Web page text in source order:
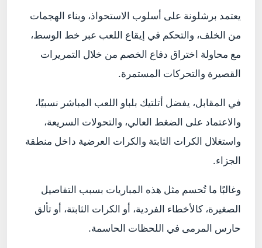
يعتمد برشلونة على أسلوب الاستحواذ، وبناء الهجمات
من الخلف، والتحكم في إيقاع اللعب عبر خط الوسط،
مع محاولة اختراق دفاع الخصم من خلال التمريرات
القصيرة والتحركات المستمرة.
في المقابل، يفضل أتلتيك بلباو اللعب المباشر نسبيًا،
والاعتماد على الضغط العالي، والتحولات السريعة،
واستغلال الكرات الثابتة والكرات العرضية داخل منطقة
الجزاء.
وغالبًا ما تُحسم مثل هذه المباريات بسبب التفاصيل
الصغيرة، كالأخطاء الفردية، أو الكرات الثابتة، أو تألق
حارس المرمى في اللحظات الحاسمة.